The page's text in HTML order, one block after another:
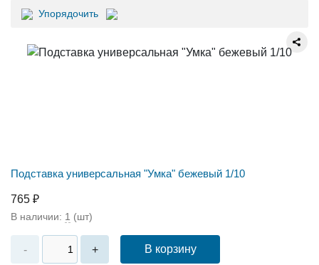
Упорядочить
Подставка универсальная "Умка" бежевый 1/10
765 ₽
В наличии: 1 (шт)
- + В корзину